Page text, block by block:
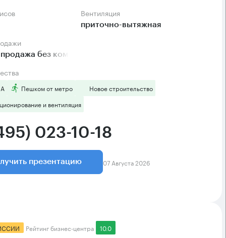
Вентиляция
приточно-вытяжная
без комиссии
Пешком от метро
Новое строительство
и вентиляция
023-10-18
презентацию 07 Августа 2026
Рейтинг бизнес-центра 10.0